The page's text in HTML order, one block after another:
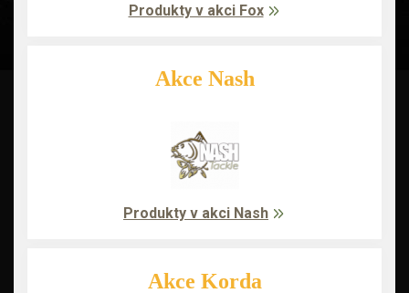
Produkty v akci Fox
Akce Nash
Produkty v akci Nash
Akce Korda